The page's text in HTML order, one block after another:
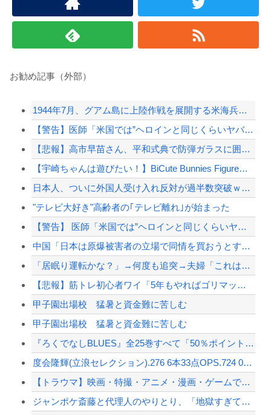
お勧め記事（外部）
1944年7月、グアム島に上陸作戦を展開する米海兵隊を空撮！
【警告】医師「米国では”ヘロインと同じくらいヤバい薬”が日本では平気で処方されてる」
【悲報】高市早苗さん、平和式典で防弾ガラスに囲われながらスピーチ
【宇崎ちゃんは遊びたい！】BiCute Bunnies Figure「宇崎花」「宇崎...
日本人、ついに外国人受け入れ反対が過半数突破ｗｗｗ
"テレビ大好き"高齢者の｢テレビ離れ｣が始まった
【警告】 医師「米国では”ヘロインと同じくらいヤバい薬”が日本では平気で処方されてる...
中国「日本は原爆被害者の立場で同情を買おうとするのを止めろ」
「居眠り運転かな？」→何度も追突→夫婦「これは事故じゃない」と気付く…
【悲報】筋トレ初心者ワイ「5年もやればゴリマッチョやろなぁ…」
甲子園出場校 猛暑と資金難に苦しむ
甲子園出場校 猛暑と資金難に苦しむ
『ろくでなしBLUES』全25巻すべて「50％ポイント還元」セール！8,930円分返...
度会隆輝(立浪セレクション).276 6本33点OPS.724 0失策←こいつが不動...
【トラウマ】映画・特撮・アニメ・漫画・ゲームで「主人公がガチで敗北した回」と聞いて真...
ジャンポケ斎藤と代理人のやりとり、「地獄すぎて完全にコントになってる……」と衝撃を受...